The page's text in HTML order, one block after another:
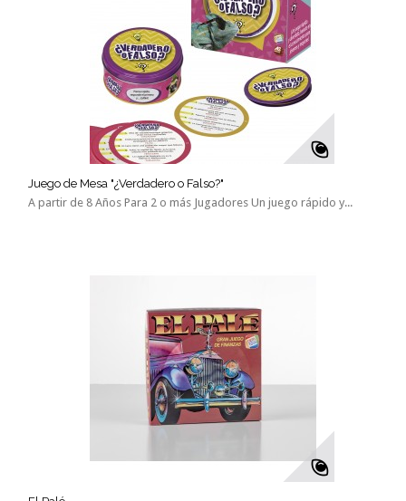
Juego de Mesa "¿Verdadero o Falso?"
A partir de 8 Años Para 2 o más Jugadores Un juego rápido y...